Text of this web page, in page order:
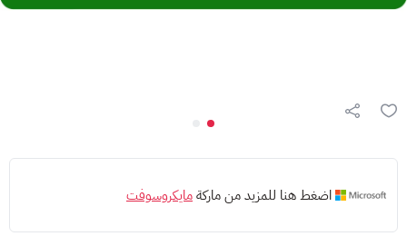
اضغط هنا للمزيد من ماركةمايكروسوفت